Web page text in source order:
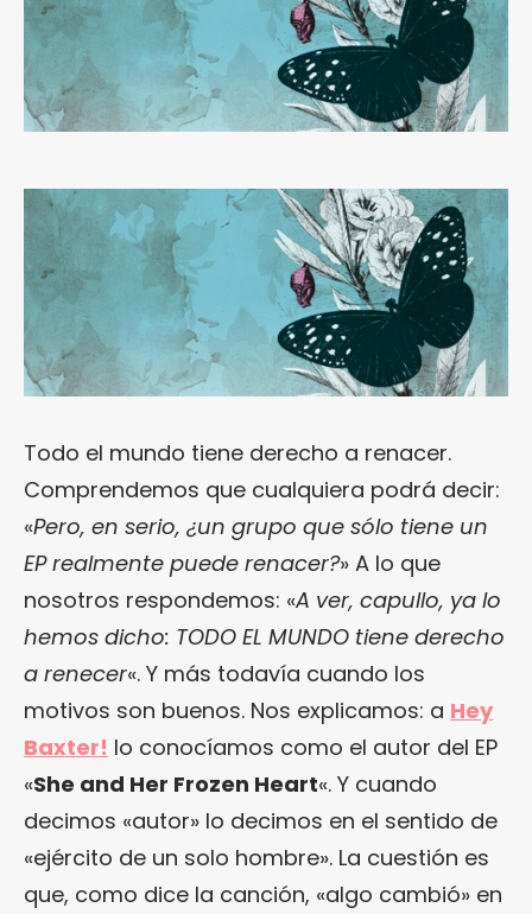
Todo el mundo tiene derecho a renacer.
Comprendemos que cualquiera podrá decir:
«Pero, en serio, ¿un grupo que sólo tiene un
EP realmente puede renacer?» A lo que
nosotros respondemos: «A ver, capullo, ya lo
hemos dicho: TODO EL MUNDO tiene derecho
a renecer«. Y más todavía cuando los
motivos son buenos. Nos explicamos: a Hey
Baxter! lo conocíamos como el autor del EP
«She and Her Frozen Heart«. Y cuando
decimos «autor» lo decimos en el sentido de
«ejército de un solo hombre». La cuestión es
que, como dice la canción, «algo cambió» en